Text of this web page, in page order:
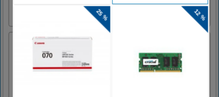
the three levels. Have fun!Use arrow keys to
Osvetliti
Neverjetna igra PUZZLE. Preprosto povežite
vse poti, da dosežete cilj.Uporabite miško za
igranje igre.